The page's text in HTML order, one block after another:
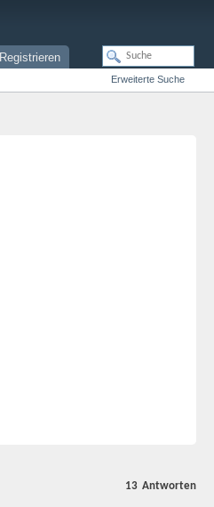
Registrieren
Erweiterte Suche
13 Antworten